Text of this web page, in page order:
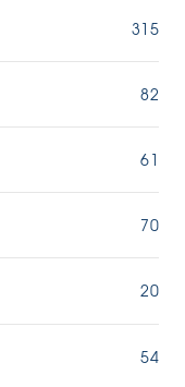
315
82
61
70
20
54